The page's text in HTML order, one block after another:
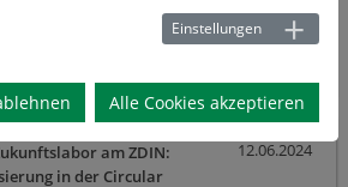
August 2024 fand das Kick-off des neuen
Circular Economy am Center for
12.06.2024
am ZDIN:
in der Circular
Einstellungen
Alle Cookies akzeptieren